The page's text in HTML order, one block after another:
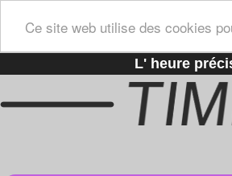
Ce site web utilise des cookies
L' heure